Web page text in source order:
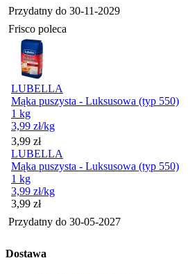
Przydatny do 30-11-2029
Frisco poleca
LUBELLA
Mąka puszysta - Luksusowa (typ 550)
1 kg
3,99 zł/kg
Cena
3,99 zł
LUBELLA
Mąka puszysta - Luksusowa (typ 550)
1 kg
3,99 zł/kg
Cena
3,99 zł
Przydatny do 30-05-2027
Dostawa